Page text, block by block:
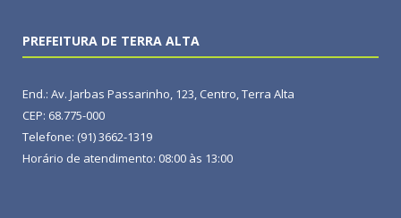
PREFEITURA DE TERRA ALTA
End.: Av. Jarbas Passarinho, 123, Centro, Terra Alta
CEP: 68.775-000
Telefone: (91) 3662-1319
Horário de atendimento: 08:00 às 13:00